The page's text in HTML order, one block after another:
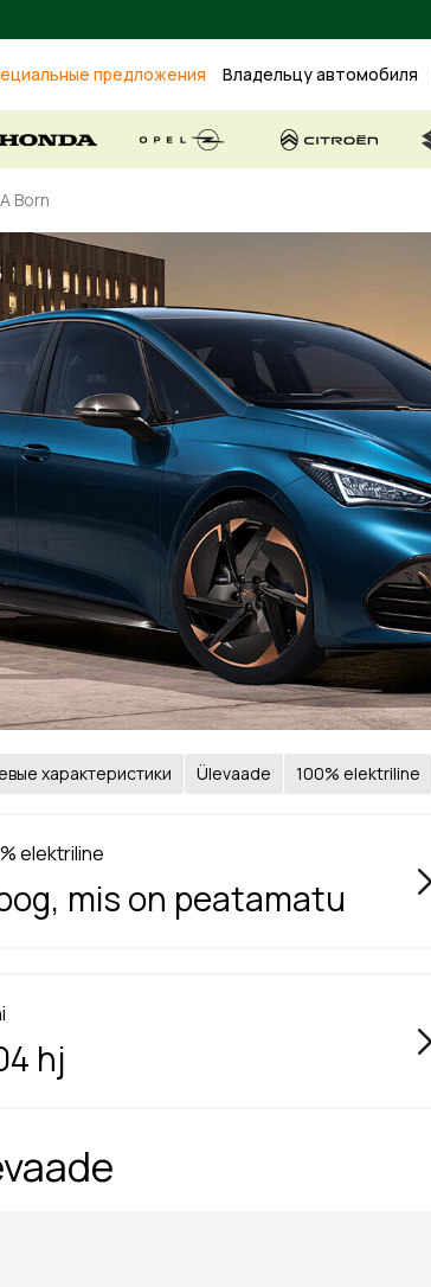
предложения Владельцу автомобиля
Born
характеристики Ülevaade 100% elektriline
elektriline
mis on peatamatu
hj